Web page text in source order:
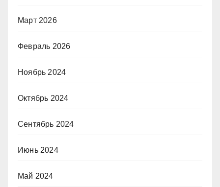
Март 2026
Февраль 2026
Ноябрь 2024
Октябрь 2024
Сентябрь 2024
Июнь 2024
Май 2024